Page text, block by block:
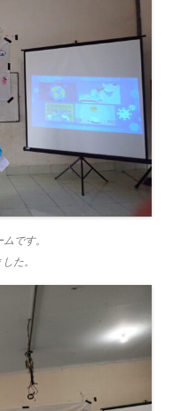
です。
た。